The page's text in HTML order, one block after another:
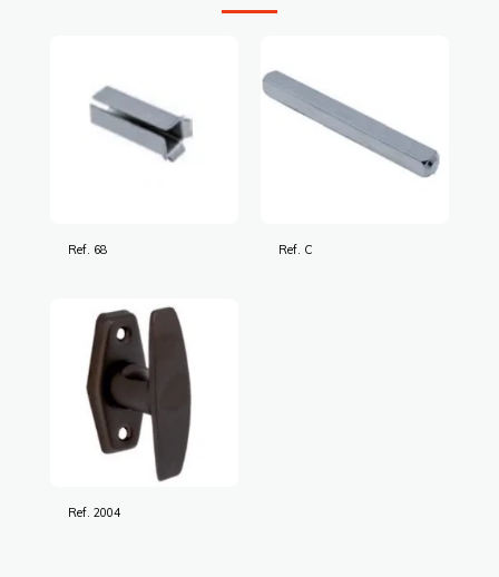
Ref. 68 Ref. C
Ref. 2004